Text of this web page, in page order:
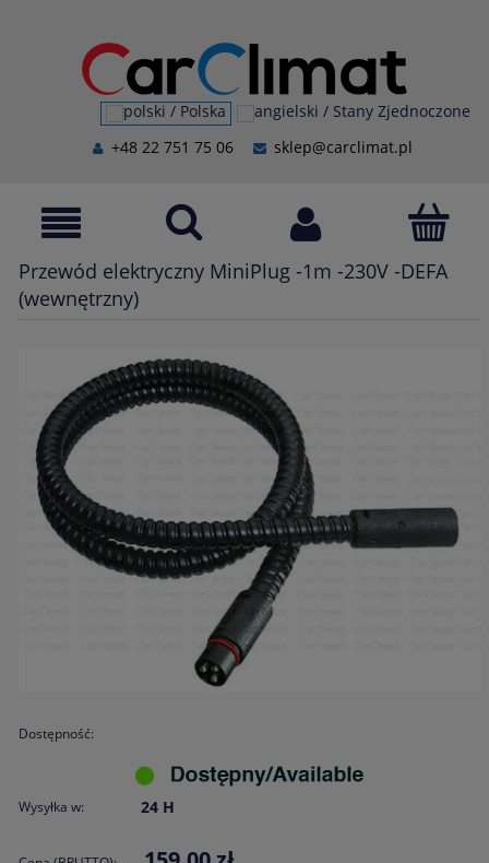
+48 22 751 75 06 sklep@carclimat.pl
Przewód elektryczny MiniPlug -1m -230V -DEFA
(wewnętrzny)
Dostępność:
Wysyłka w: 24 H